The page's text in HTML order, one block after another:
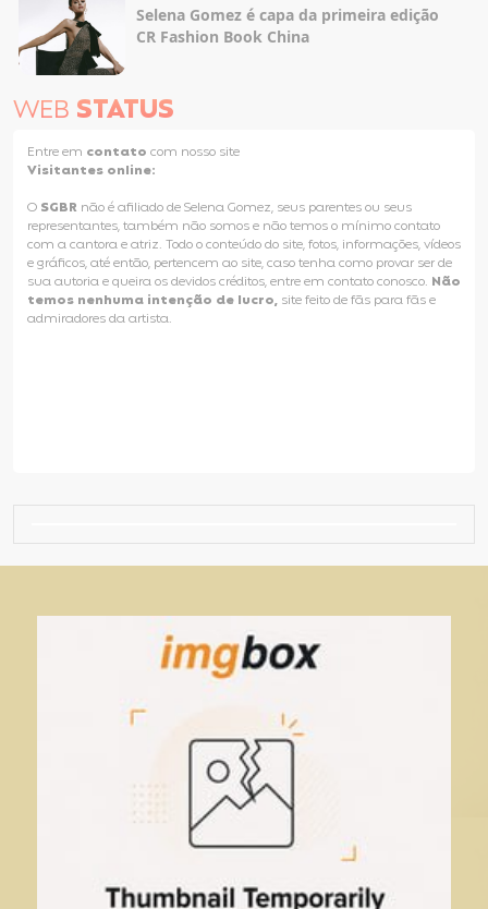
Selena Gomez é capa da primeira edição
CR Fashion Book China
WEB STATUS
Entre em contato com nosso site
Visitantes online:
O SGBR não é afiliado de Selena Gomez, seus parentes ou seus
representantes, também não somos e não temos o mínimo contato
com a cantora e atriz. Todo o conteúdo do site, fotos, informações, vídeos
e gráficos, até então, pertencem ao site, caso tenha como provar ser de
sua autoria e queira os devidos créditos, entre em contato conosco. Não
temos nenhuma intenção de lucro, site feito de fãs para fãs e
admiradores da artista.